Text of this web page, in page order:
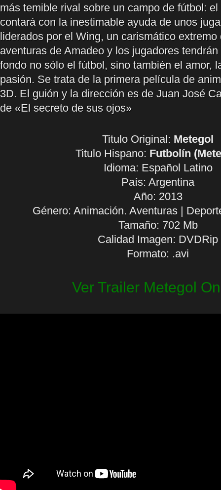
más temible rival sobre un campo de fútbol:
contará con la inestimable ayuda de unos
liderados por el Wing, un carismático extremo
aventuras de Amadeo y los jugadores
fondo no sólo el fútbol, sino también el amor,
pasión. Se trata de la primera película de
3D. El guión y la dirección es de Juan José
de «El secreto de sus ojos»
Titulo Original: Metegol
Titulo Hispano: Futbolín
Idioma: Español Latino
País: Argentina
Año: 2013
Género: Animación. Aventuras |
Tamaño: 702 Mb
Calidad Imagen: DVDRip
Formato: .avi
Ver Trailer Metegol